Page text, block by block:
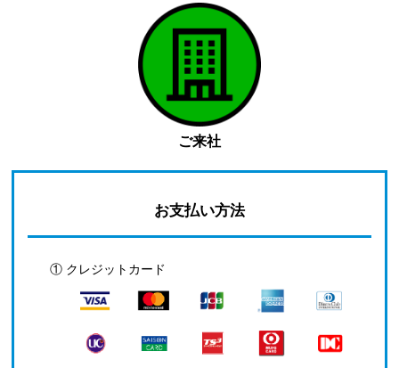
ご来社
お支払い方法
① クレジットカード